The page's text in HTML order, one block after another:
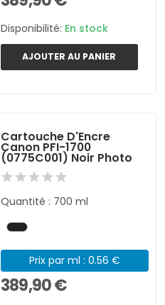
Disponibilité: En stock
AJOUTER AU PANIER
Cartouche D'Encre
Canon PFI-1700
(0775C001) Noir Photo
Quantité : 700 ml
Prix par ml : 0.56 €
389,90 €